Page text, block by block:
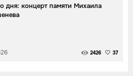
дня: концерт памяти Михаила
2426 37